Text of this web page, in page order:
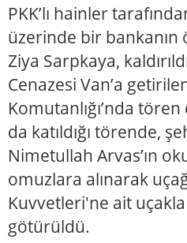
PKK’lı hainler
üzerinde bir bankanın
Ziya Sarpkaya,
Cenazesi Van’a
Komutanlığı’nda
da katıldığı törende,
Nimetullah Arvas’ın
omuzlara alınarak
Kuvvetleri'ne ait
götürüldü.